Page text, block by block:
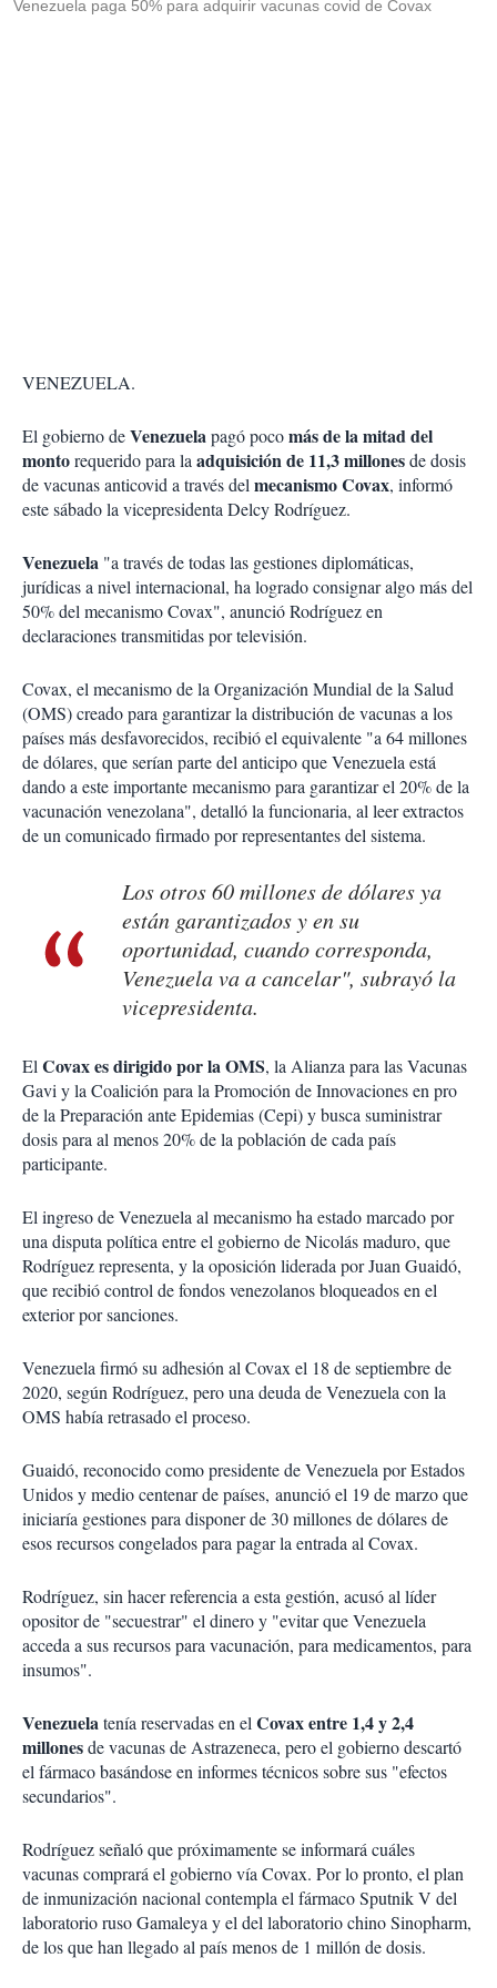
Venezuela paga 50% para adquirir vacunas covid de Covax
VENEZUELA.
El gobierno deVenezuelapagó pocomás de la mitad del
montorequerido para laadquisición de 11,3 millonesde dosis
de vacunas anticovid a través delmecanismo Covax, informó
este sábado la vicepresidenta Delcy Rodríguez.
Venezuela "a través de todas las gestiones diplomáticas,
jurídicas a nivel internacional, ha logrado consignar algo más del
50% del mecanismo Covax", anunció Rodríguez en
declaraciones transmitidas por televisión.
Covax, el mecanismo de la Organización Mundial de la Salud
(OMS) creado para garantizar la distribución de vacunas a los
países más desfavorecidos, recibió el equivalente "a 64 millones
de dólares, que serían parte del anticipo que Venezuela está
dando a este importante mecanismo para garantizar el 20% de la
vacunación venezolana", detalló la funcionaria, al leer extractos
de un comunicado firmado por representantes del sistema.
Los otros 60 millones de dólares ya
están garantizados y en su
oportunidad, cuando corresponda,
Venezuela va a cancelar", subrayó la
vicepresidenta.
ElCovax es dirigido por la OMS, la Alianza para las Vacunas
Gavi y la Coalición para la Promoción de Innovaciones en pro
de la Preparación ante Epidemias (Cepi) y busca suministrar
dosis para al menos 20% de la población de cada país
participante.
El ingreso de Venezuela al mecanismo ha estado marcado por
una disputa política entre el gobierno de Nicolás maduro, que
Rodríguez representa, y la oposición liderada por Juan Guaidó,
que recibió control de fondos venezolanos bloqueados en el
exterior por sanciones.
Venezuela firmó su adhesión al Covax el 18 de septiembre de
2020, según Rodríguez, pero una deuda de Venezuela con la
OMS había retrasado el proceso.
Guaidó, reconocido como presidente de Venezuela por Estados
Unidos y medio centenar de países, anunció el 19 de marzo que
iniciaría gestiones para disponer de 30 millones de dólares de
esos recursos congelados para pagar la entrada al Covax.
Rodríguez, sin hacer referencia a esta gestión, acusó al líder
opositor de "secuestrar" el dinero y "evitar que Venezuela
acceda a sus recursos para vacunación, para medicamentos, para
insumos".
Venezuelatenía reservadas en elCovax entre 1,4 y 2,4
millonesde vacunas de Astrazeneca, pero el gobierno descartó
el fármaco basándose en informes técnicos sobre sus "efectos
secundarios".
Rodríguez señaló que próximamente se informará cuáles
vacunas comprará el gobierno vía Covax. Por lo pronto, el plan
de inmunización nacional contempla el fármaco Sputnik V del
laboratorio ruso Gamaleya y el del laboratorio chino Sinopharm,
de los que han llegado al país menos de 1 millón de dosis.